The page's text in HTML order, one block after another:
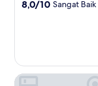
8.0
ulasan)
8,0/10 Sangat Baik
Mercure Bali Legian